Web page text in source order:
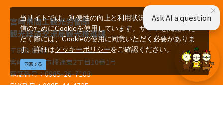
宮崎県商工観光労働部
観光経済交流局観光推進課
〒880-8501
宮崎県宮崎市橘通東2丁目10番1号
電話番号：0985-26-7103
FAX番号：0985-44-4725
当サイトでは、利便性の向上と利用状況の解析、広告配
信のためにCookieを使用しています。サイトを閲覧いた
だく際には、Cookieの使用に同意いただく必要がありま
す。詳細はクッキーポリシーをご確認ください。
同意する
×
Ask AI a question